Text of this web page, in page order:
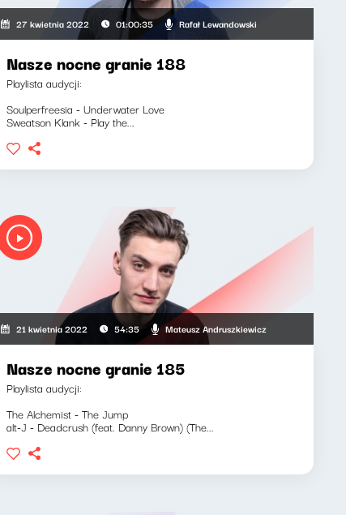
27 kwietnia 2022 01:00:35 Rafał Lewandowski
Nasze nocne granie 188
Playlista audycji:
Soulperfreesia - Underwater Love
Sweatson Klank - Play the...
21 kwietnia 2022 54:35 Mateusz Andruszkiewicz
Nasze nocne granie 185
Playlista audycji:
The Alchemist - The Jump
alt-J - Deadcrush (feat. Danny Brown) (The...